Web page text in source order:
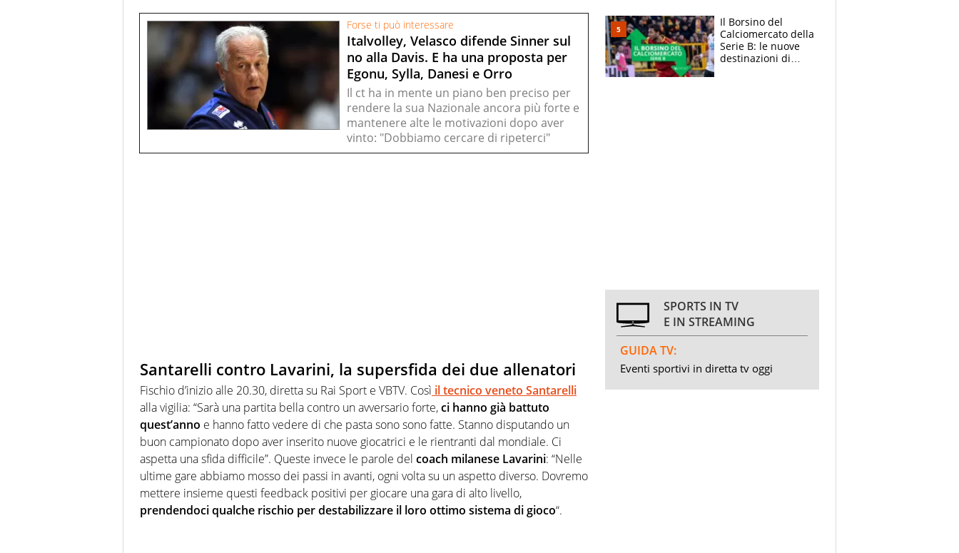
Forse ti può interessare
Italvolley, Velasco difende Sinner sul
no alla Davis. E ha una proposta per
Egonu, Sylla, Danesi e Orro
Il ct ha in mente un piano ben preciso per
rendere la sua Nazionale ancora più forte e
mantenere alte le motivazioni dopo aver
vinto: "Dobbiamo cercare di ripeterci"
Santarelli contro Lavarini, la supersfida dei due allenatori
Fischio d’inizio alle 20.30, diretta su Rai Sport e VBTV. Così il tecnico veneto Santarelli
alla vigilia: “Sarà una partita bella contro un avversario forte,ci hanno già battuto
quest’anno e hanno fatto vedere di che pasta sono sono fatte. Stanno disputando un
buon campionato dopo aver inserito nuove giocatrici e le rientranti dal mondiale. Ci
aspetta una sfida difficile”. Queste invece le parole del coach milanese Lavarini: “Nelle
ultime gare abbiamo mosso dei passi in avanti, ogni volta su un aspetto diverso. Dovremo
mettere insieme questi feedback positivi per giocare una gara di alto livello,
prendendoci qualche rischio per destabilizzare il loro ottimo sistema di gioco“.
museo
Il Borsino del
Calciomercato della
Serie B: le nuove
destinazioni di
SPORTS IN TV
E IN STREAMING
GUIDA TV:
Eventi sportivi in diretta tv oggi